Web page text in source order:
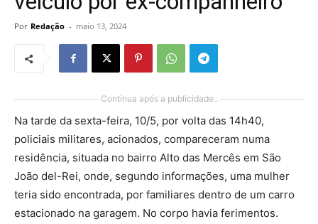
Por Redação - maio 13, 2024
Continua após a publicidade..
Na tarde da sexta-feira, 10/5, por volta das 14h40,
policiais militares, acionados, compareceram numa
residência, situada no bairro Alto das Mercês em São
João del-Rei, onde, segundo informações, uma mulher
teria sido encontrada, por familiares dentro de um carro
estacionado na garagem. No corpo havia ferimentos.